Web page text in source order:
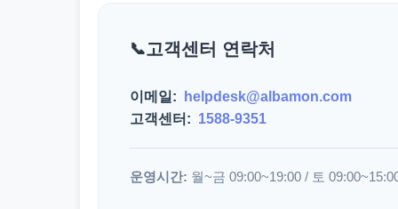
고객센터 연락처
이메일:
helpdesk@albamon.com
고객센터: 1588-9351
운영시간: 월~금 09:00~19:00 / 토